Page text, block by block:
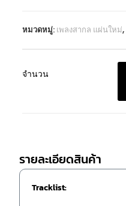
หมวดหมู่: เพลงสากล แผ่นใหม่,
จำนวน
รายละเอียดสินค้า
Tracklist: